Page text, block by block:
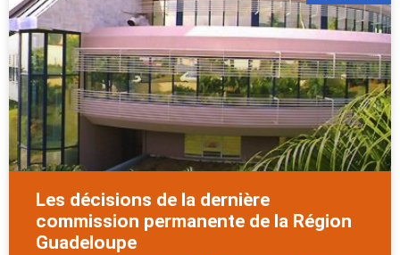
Les décisions de la dernière
commission permanente de la Région
Guadeloupe